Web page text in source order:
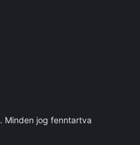
. Minden jog fenntartva